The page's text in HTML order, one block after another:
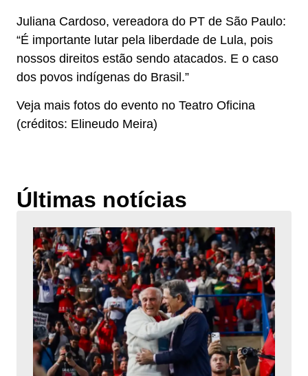
Juliana Cardoso, vereadora do PT de São Paulo:
“É importante lutar pela liberdade de Lula, pois
nossos direitos estão sendo atacados. E o caso
dos povos indígenas do Brasil.”
Veja mais fotos do evento no Teatro Oficina
(créditos: Elineudo Meira)
Últimas notícias